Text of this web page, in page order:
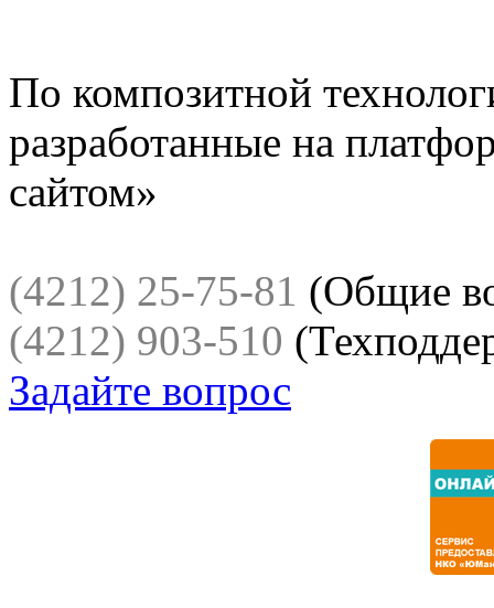
По композитной
разработанные на
сайтом»
(4212) 25-75-81 (Общие
(4212) 903-510
Задайте вопрос